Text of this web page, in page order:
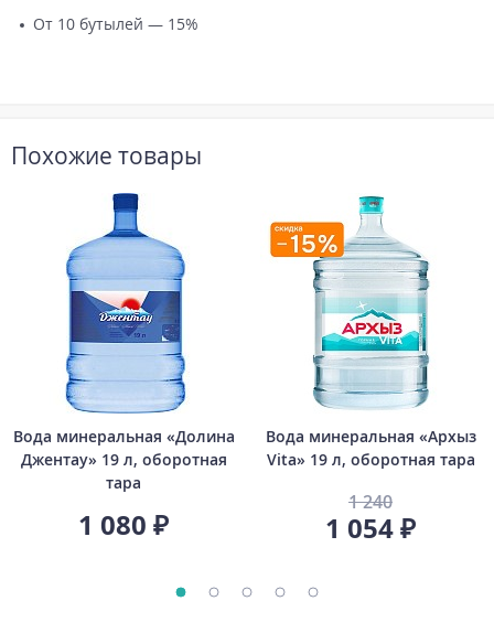
От 10 бутылей — 15%
Похожие товары
Вода минеральная «Долина
Джентау» 19 л, оборотная
тара
1 080 ₽
Вода минеральная «Архыз
Vita» 19 л, оборотная тара
1 240
1 054 ₽